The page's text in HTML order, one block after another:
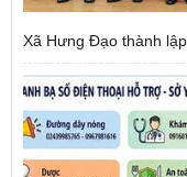
Xã Hưng Đạo thành